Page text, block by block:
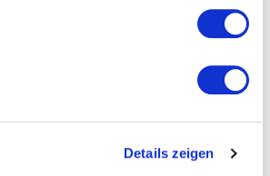
Details zeigen